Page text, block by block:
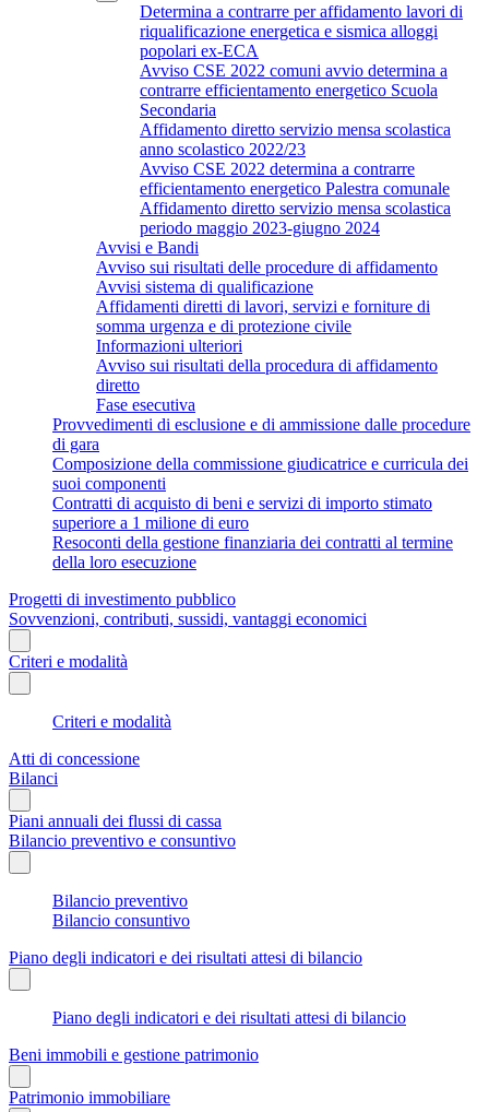
Determina a contrarre per affidamento lavori di
riqualificazione energetica e sismica alloggi
popolari ex-ECA
Avviso CSE 2022 comuni avvio determina a
contrarre efficientamento energetico Scuola
Secondaria
Affidamento diretto servizio mensa scolastica
anno scolastico 2022/23
Avviso CSE 2022 determina a contrarre
efficientamento energetico Palestra comunale
Affidamento diretto servizio mensa scolastica
periodo maggio 2023-giugno 2024
Avvisi e Bandi
Avviso sui risultati delle procedure di affidamento
Avvisi sistema di qualificazione
Affidamenti diretti di lavori, servizi e forniture di
somma urgenza e di protezione civile
Informazioni ulteriori
Avviso sui risultati della procedura di affidamento
diretto
Fase esecutiva
Provvedimenti di esclusione e di ammissione dalle procedure
di gara
Composizione della commissione giudicatrice e curricula dei
suoi componenti
Contratti di acquisto di beni e servizi di importo stimato
superiore a 1 milione di euro
Resoconti della gestione finanziaria dei contratti al termine
della loro esecuzione
Progetti di investimento pubblico
Sovvenzioni, contributi, sussidi, vantaggi economici
Criteri e modalità
Criteri e modalità
Atti di concessione
Bilanci
Piani annuali dei flussi di cassa
Bilancio preventivo e consuntivo
Bilancio preventivo
Bilancio consuntivo
Piano degli indicatori e dei risultati attesi di bilancio
Piano degli indicatori e dei risultati attesi di bilancio
Beni immobili e gestione patrimonio
Patrimonio immobiliare